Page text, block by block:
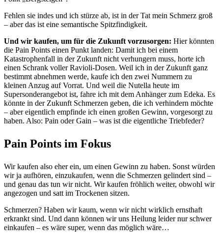
Fehlen sie indes und ich stürze ab, ist in der Tat mein Schmerz groß
– aber das ist eine semantische Spitzfindigkeit.
Und wir kaufen, um für die Zukunft vorzusorgen: Hier könnten
die Pain Points einen Punkt landen: Damit ich bei einem
Katastrophenfall in der Zukunft nicht verhungern muss, horte ich
einen Schrank voller Ravioli-Dosen. Weil ich in der Zukunft ganz
bestimmt abnehmen werde, kaufe ich den zwei Nummern zu
kleinen Anzug auf Vorrat. Und weil die Nutella heute im
Supersonderangebot ist, fahre ich mit dem Anhänger zum Edeka. Es
könnte in der Zukunft Schmerzen geben, die ich verhindern möchte
– aber eigentlich empfinde ich einen großen Gewinn, vorgesorgt zu
haben. Also: Pain oder Gain – was ist die eigentliche Triebfeder?
Pain Points im Fokus
Wir kaufen also eher ein, um einen Gewinn zu haben. Sonst würden
wir ja aufhören, einzukaufen, wenn die Schmerzen gelindert sind –
und genau das tun wir nicht. Wir kaufen fröhlich weiter, obwohl wir
angezogen und satt im Trockenen sitzen.
Schmerzen? Haben wir kaum, wenn wir nicht wirklich ernsthaft
erkrankt sind. Und dann können wir uns Heilung leider nur schwer
einkaufen – es wäre super, wenn das möglich wäre…